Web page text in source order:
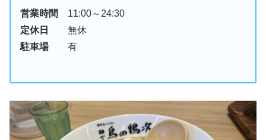
営業時間 11:00～24:30
定休日 無休
駐車場 有